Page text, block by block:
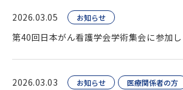
2026.03.05 お知らせ
第40回日本がん看護学会学術集会に参加
2026.03.03 お知らせ 医療関係者の方